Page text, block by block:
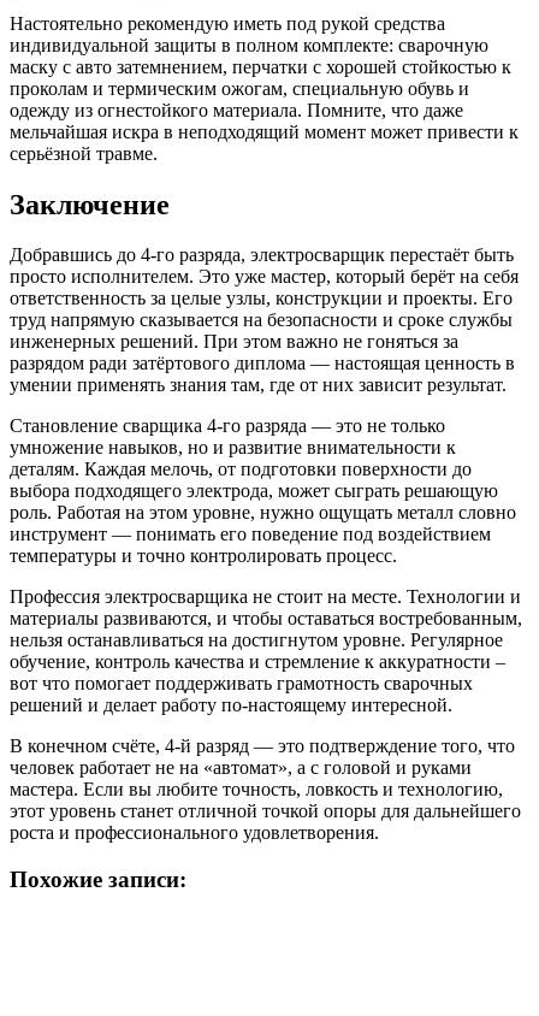
Настоятельно рекомендую иметь под рукой средства
индивидуальной защиты в полном комплекте: сварочную
маску с авто затемнением, перчатки с хорошей стойкостью к
проколам и термическим ожогам, специальную обувь и
одежду из огнестойкого материала. Помните, что даже
мельчайшая искра в неподходящий момент может привести к
серьёзной травме.
Заключение
Добравшись до 4-го разряда, электросварщик перестаёт быть
просто исполнителем. Это уже мастер, который берёт на себя
ответственность за целые узлы, конструкции и проекты. Его
труд напрямую сказывается на безопасности и сроке службы
инженерных решений. При этом важно не гоняться за
разрядом ради затёртового диплома — настоящая ценность в
умении применять знания там, где от них зависит результат.
Становление сварщика 4-го разряда — это не только
умножение навыков, но и развитие внимательности к
деталям. Каждая мелочь, от подготовки поверхности до
выбора подходящего электрода, может сыграть решающую
роль. Работая на этом уровне, нужно ощущать металл словно
инструмент — понимать его поведение под воздействием
температуры и точно контролировать процесс.
Профессия электросварщика не стоит на месте. Технологии и
материалы развиваются, и чтобы оставаться востребованным,
нельзя останавливаться на достигнутом уровне. Регулярное
обучение, контроль качества и стремление к аккуратности –
вот что помогает поддерживать грамотность сварочных
решений и делает работу по-настоящему интересной.
В конечном счёте, 4-й разряд — это подтверждение того, что
человек работает не на «автомат», а с головой и руками
мастера. Если вы любите точность, ловкость и технологию,
этот уровень станет отличной точкой опоры для дальнейшего
роста и профессионального удовлетворения.
Похожие записи: